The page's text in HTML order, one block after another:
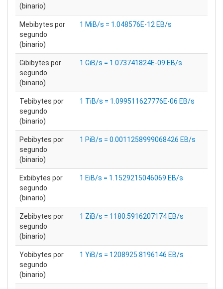
(binario)
Mebibytes por
segundo
(binario)
1 MiB/s = 1.048576E-12 EB/s
Gibibytes por
segundo
(binario)
1 GiB/s = 1.073741824E-09 EB/s
Tebibytes por
segundo
(binario)
1 TiB/s = 1.099511627776E-06 EB/s
Pebibytes por
segundo
(binario)
1 PiB/s = 0.0011258999068426 EB/s
Exbibytes por
segundo
(binario)
1 EiB/s = 1.1529215046069 EB/s
Zebibytes por
segundo
(binario)
1 ZiB/s = 1180.5916207174 EB/s
Yobibytes por
segundo
(binario)
1 YiB/s = 1208925.8196146 EB/s